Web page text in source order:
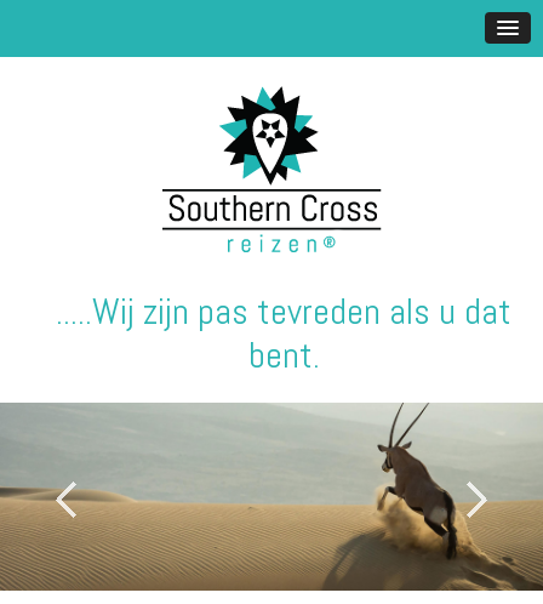
.....Wij zijn pas tevreden als u dat
bent.